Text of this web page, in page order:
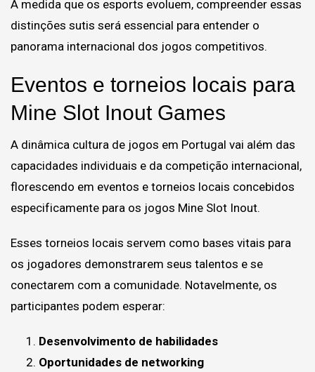
À medida que os esports evoluem, compreender essas
distinções sutis será essencial para entender o
panorama internacional dos jogos competitivos.
Eventos e torneios locais para
Mine Slot Inout Games
A dinâmica cultura de jogos em Portugal vai além das
capacidades individuais e da competição internacional,
florescendo em eventos e torneios locais concebidos
especificamente para os jogos Mine Slot Inout.
Esses torneios locais servem como bases vitais para
os jogadores demonstrarem seus talentos e se
conectarem com a comunidade. Notavelmente, os
participantes podem esperar:
Desenvolvimento de habilidades
Oportunidades de networking